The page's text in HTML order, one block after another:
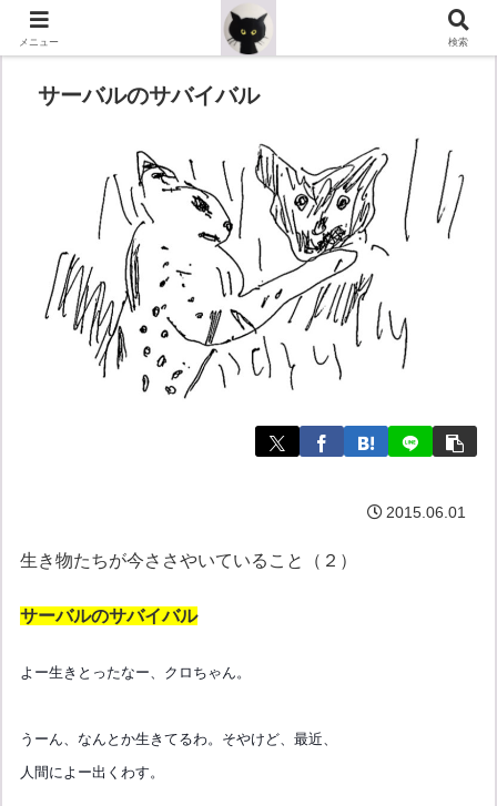
サーバルのサバイバル
2015.06.01
生き物たちが今ささやいていること（２）
サーバルのサバイバル
よー生きとったなー、クロちゃん。
うーん、なんとか生きてるわ。そやけど、最近、
人間によ ー出くわす。
メニュー 検索